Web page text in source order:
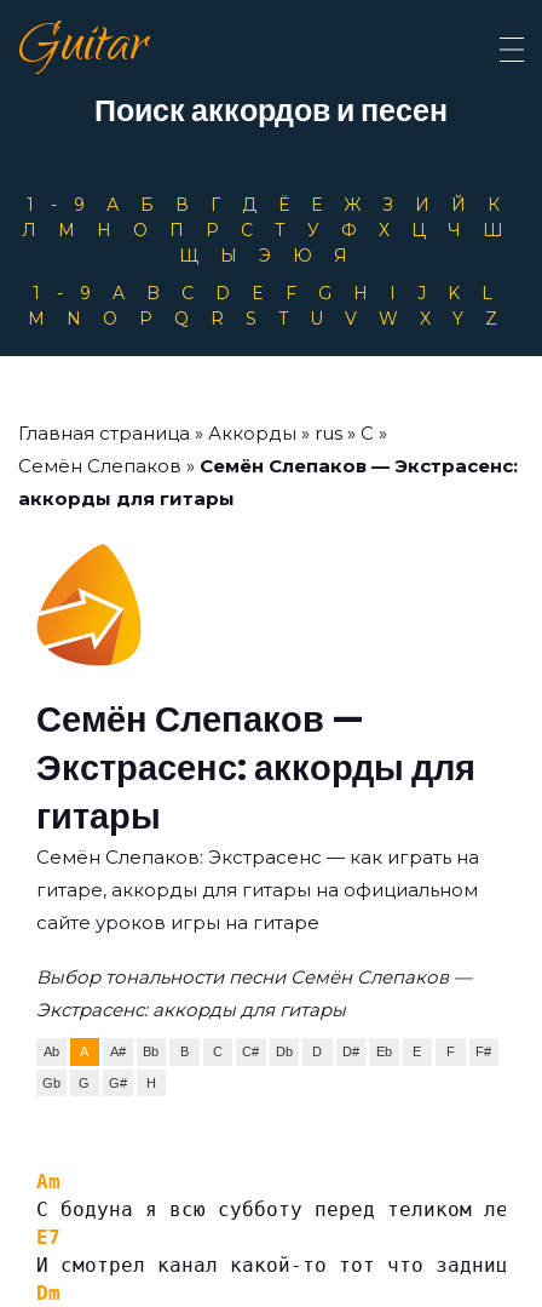
Guitar
Поиск аккордов и песен
1-9 А Б В Г Д Ё Е Ж З И Й
К
Л
М Н О П Р С Т У Ф Х Ц Ч
Ш
Щ
Ы Э Ю
Я
1-9
A B C D E F G H I J K
L
M
N O P Q R S T U V W X Y Z
Главная страница » Аккорды » rus » С »
Семён Слепаков » Семён Слепаков — Экстрасенс:
аккорды для гитары
Семён Слепаков —
Экстрасенс: аккорды для
гитары
Семён Слепаков: Экстрасенс — как играть на
гитаре, аккорды для гитары на официальном
сайте уроков игры на гитаре
Выбор тональности песни Семён Слепаков —
Экстрасенс: аккорды для гитары
Ab A A# Bb B C C# Db D D# Eb E F F#
Gb G G# H
Am
С бодуна я всю субботу перед теликом
E7
И смотрел канал какой-то тот что
Dm